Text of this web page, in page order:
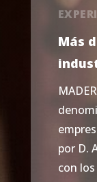
Más
por D.
con